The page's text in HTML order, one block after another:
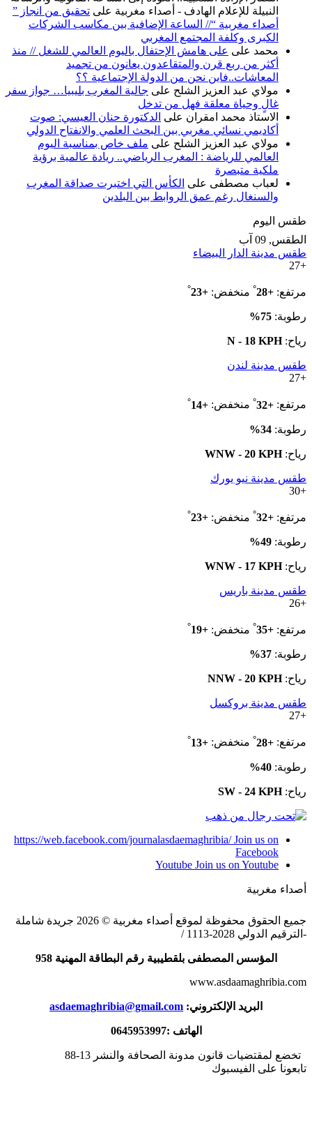
النبيلة للإعلام الهادف - أصداء مغربية على تحقيق من انجاز ”
أصداء مغربية “// الساعة الإضافية بين مكاسب الشركات
الكبرى وكلفة المجتمع المغربي
محمد على على هامش الإحتفال باليوم العالمي للشغل // منذ
أكثر من ربع قرن والمتقاعدون يعانون من تجميد
المعاشات..فاين نحن من الدولة الإجتماعية ؟؟
مولاي عبد العزيز الشلح على جالية المغرب بليبيا… جواز سفر
غالٍ وحياة معلقة فهل من تدخل
الاستاذ محمد امقران على الدكتورة حنان العيسي: صوت
أكاديمي نسائي مغربي بين البحث العلمي والانفتاح الدولي
مولاي عبد العزيز الشلح على ملف خاص بمناسبة اليوم
العالمي للرياضة : المغرب الرياضي.. ريادة عالمية برؤية
ملكية متبصرة
لعباب مصطفى على الكأس التي اختبرت صداقة المغرب
والسنغال رغم عمق الروابط بين البلدين
طقس اليوم
الطقس, 09 آب
طقس مدينة الدار البيضاء
+
27
مرتفع: +
28
° منخفض: +
23
°
رطوبة: 75%
رياح:N - 18 KPH
طقس مدينة لندن
+
27
مرتفع: +
32
° منخفض: +
14
°
رطوبة: 34%
رياح:WNW - 20 KPH
طقس مدينة نيو يورك
+
30
مرتفع: +
32
° منخفض: +
23
°
رطوبة: 49%
رياح:WNW - 17 KPH
طقس مدينة باريس
+
26
مرتفع: +
35
° منخفض: +
19
°
رطوبة: 37%
رياح:NNW - 20 KPH
طقس مدينة بروكسل
+
27
مرتفع: +
28
° منخفض: +
13
°
رطوبة: 40%
رياح:SW - 24 KPH
https://web.facebook.com/journalasdaemaghribia/ Join us on
Facebook
Youtube Join us on Youtube
أصداء مغربية
جميع الحقوق محفوظة لموقع أصداء مغربية © 2026 جريدة شاملة
-الترقيم الدولي 2028-1113 /
المؤسس المصطفى بلقطيبية رقم البطاقة المهنية 958
www.asdaamaghribia.com
البريد الإلكتروني: asdaemaghribia@gmail.com
الهاتف :0645953997
تخضع لمقتضيات قانون مدونة الصحافة والنشر 13-88
تابعونا على الفيسبوك